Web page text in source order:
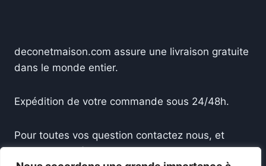
deconetmaison.com assure une livraison gratuite
dans le monde entier.
Expédition de votre commande sous 24/48h.
Pour toutes vos question contactez nous, et
recevez une réponse sous 24h.